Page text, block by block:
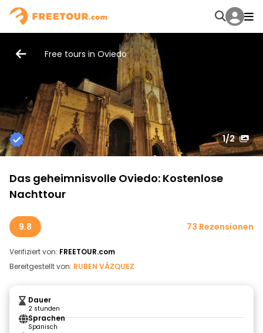
Free tours in Oviedo
1/2
Das geheimnisvolle Oviedo: Kostenlose
Nachttour
9.8 73 Rezensionen
Verifiziert von: FREETOUR.com
Bereitgestellt von: RUBEN VÁZQUEZ
Dauer
2 stunden
Sprachen
Spanisch